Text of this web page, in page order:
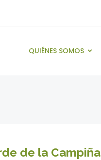
QUIÉNES SOMOS
de la Campiña